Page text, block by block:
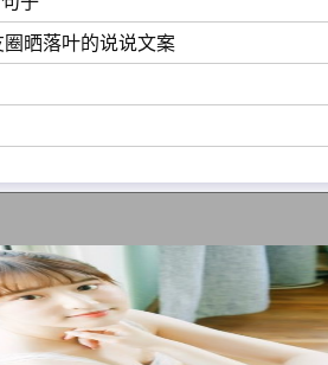
赚钱，不是因为自己多爱钱!而是
为钱和谁低三下四，更不想为钱与
晒落叶的说说文案